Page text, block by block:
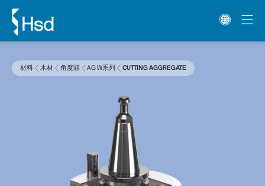
材料 木材 角度頭 AG W系列 CUTTING AGGREGATE